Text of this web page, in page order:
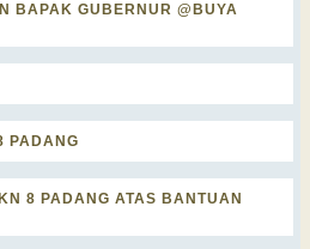
BAPAK GUBERNUR @BUYA
PADANG
8 PADANG ATAS BANTUAN